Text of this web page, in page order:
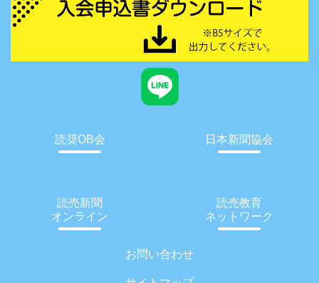
読奨OB会 日本新聞協会
読売新聞
オンライン
読売教育
ネットワーク
お問い合わせ